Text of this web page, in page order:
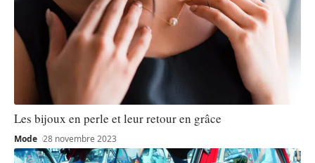
Les bijoux en perle et leur retour en grâce
Mode 28 novembre 2023